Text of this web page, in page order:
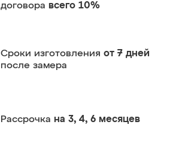
договора всего 10%
Сроки изготовления от 7 дней
после замера
Рассрочка на 3, 4, 6 месяцев